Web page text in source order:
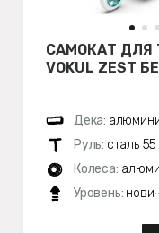
САМОКАТ ДЛЯ
VOKUL ZEST
Дека:
Руль: сталь
Колеса:
Уровень: